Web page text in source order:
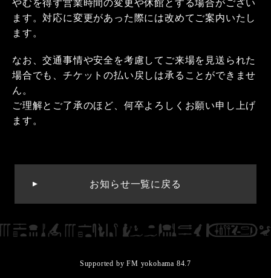
やむを得ず営業時間の変更や休館とする場合がござい
ます。対応に変更があった際には改めてご案内いたし
ます。
なお、交通事情や安全を考慮してご来場を見送られた
場合でも、チケットの払い戻しは承ることができませ
ん。
ご理解とご了承のほど、何卒よろしくお願い申し上げ
ます。
お知らせ一覧に戻る
Supported by FM yokohama 84.7